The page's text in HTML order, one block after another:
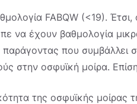
FABQW (<19). Έτσι,
να έχουν βαθμολογία
που συμβάλλει
στην οσφυϊκή μοίρα.
της οσφυϊκής μοίρας